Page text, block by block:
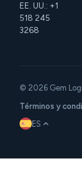
EE. UU.: +1
518 245
3268
© 2026 Gem
Términos y
ES